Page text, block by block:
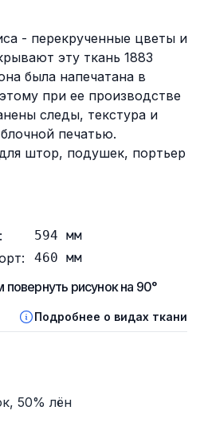
- перекрученные цветы и
эту ткань 1883
была напечатана в
при ее производстве
следы, текстура и
печатью.
штор, подушек, портьер
594 мм
460 мм
рисунок на 90°
Подробнее о видах ткани
50% лён